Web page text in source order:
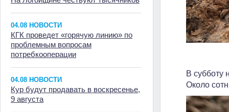
04.08 НОВОСТИ
КГК проведет «горячую линию» по
проблемным вопросам
потребкооперации
04.08 НОВОСТИ
Кур будут продавать в воскресенье,
9 августа
В субботу
Около